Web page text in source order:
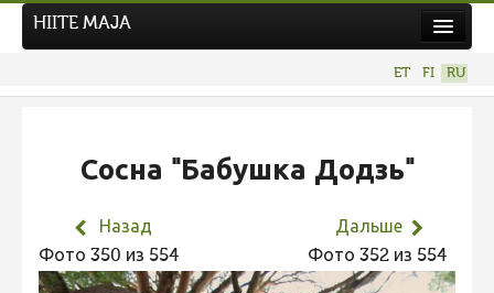
Hiite kuvavõistlus 2026
Фотоконкурс 2025
Не учитываются 2025
HIITE MAJA
ET FI RU
Сосна "Бабушка Додзь"
Назад
Фото 350 из 554
Дальше
Фото 352 из 554